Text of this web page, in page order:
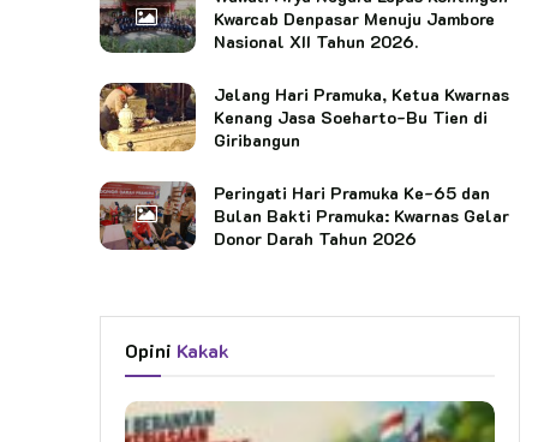
Kwarcab Denpasar Menuju Jambore
Nasional XII Tahun 2026.
Jelang Hari Pramuka, Ketua Kwarnas
Kenang Jasa Soeharto-Bu Tien di
Giribangun
Peringati Hari Pramuka Ke-65 dan
Bulan Bakti Pramuka: Kwarnas Gelar
Donor Darah Tahun 2026
Opini Kakak